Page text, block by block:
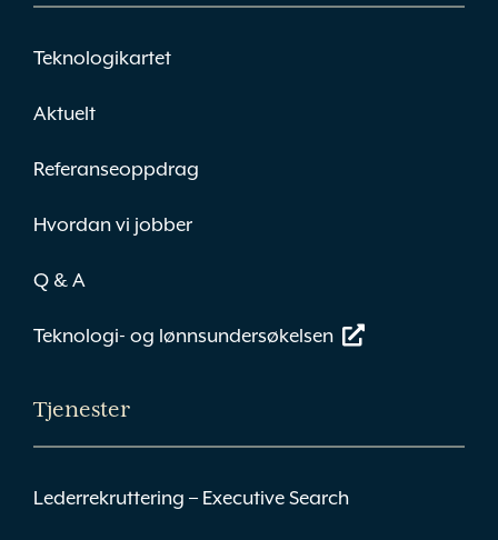
Teknologikartet
Aktuelt
Referanseoppdrag
Hvordan vi jobber
Q & A
Teknologi- og lønnsundersøkelsen
Tjenester
Lederrekruttering – Executive Search